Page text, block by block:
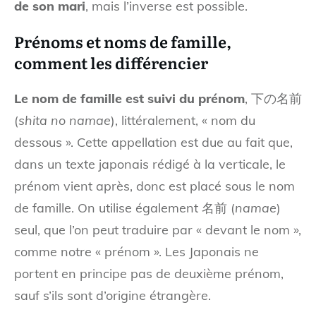
de son mari, mais l’inverse est possible.
Prénoms et noms de famille,
comment les différencier
Le nom de famille est suivi du prénom, 下の名前
(shita no namae), littéralement, « nom du
dessous ». Cette appellation est due au fait que,
dans un texte japonais rédigé à la verticale, le
prénom vient après, donc est placé sous le nom
de famille. On utilise également 名前 (namae)
seul, que l’on peut traduire par « devant le nom »,
comme notre « prénom ». Les Japonais ne
portent en principe pas de deuxième prénom,
sauf s’ils sont d’origine étrangère.